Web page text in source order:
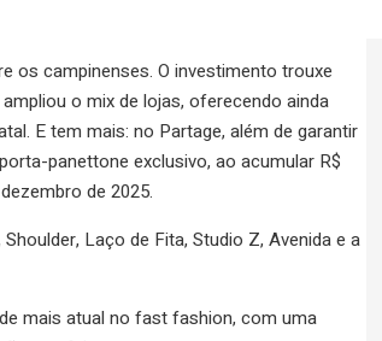
os campinenses. O investimento trouxe
o mix de lojas, oferecendo ainda
E tem mais: no Partage, além de garantir
panettone exclusivo, ao acumular R$
de 2025.
Laço de Fita, Studio Z, Avenida e a
mais atual no fast fashion, com uma